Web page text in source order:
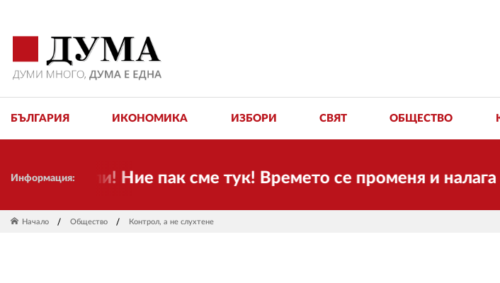
БЪЛГАРИЯ ИКОНОМИКА ИЗБОРИ СВЯТ ОБЩЕСТВО
Информация:Ние пак сме тук! Времето се променя и налага
Начало Общество Контрол, а не слухтене